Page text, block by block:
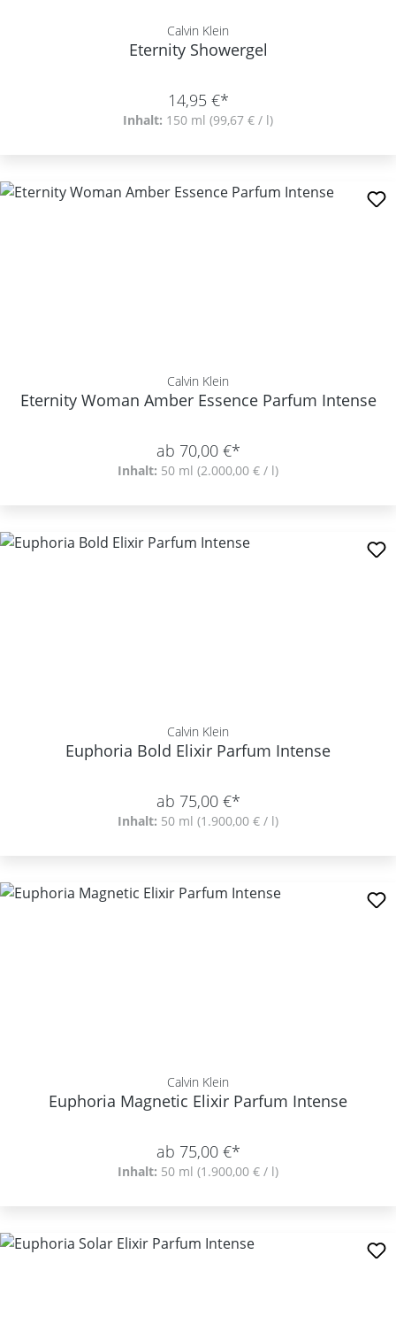
Calvin Klein
Eternity Showergel
14,95 €*
Inhalt: 150 ml (99,67 € / l)
Calvin Klein
Eternity Woman Amber Essence Parfum Intense
ab 70,00 €*
Inhalt: 50 ml (2.000,00 € / l)
Calvin Klein
Euphoria Bold Elixir Parfum Intense
ab 75,00 €*
Inhalt: 50 ml (1.900,00 € / l)
Calvin Klein
Euphoria Magnetic Elixir Parfum Intense
ab 75,00 €*
Inhalt: 50 ml (1.900,00 € / l)